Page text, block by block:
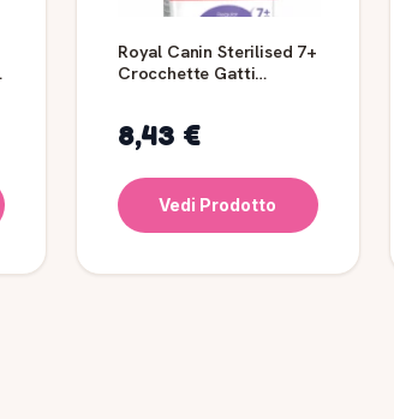
Royal Canin Sterilised 7+
Crocchette Gatti
8,43 €
Vedi Prodotto